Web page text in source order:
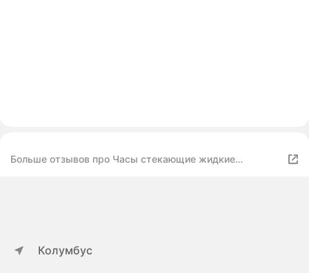
Больше отзывов про Часы стекающие жидкие
Колумбус